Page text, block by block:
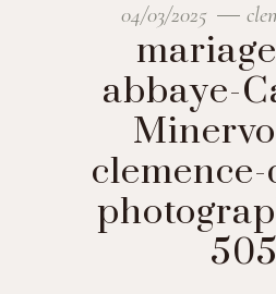
04/03/2025
abbaye-
505